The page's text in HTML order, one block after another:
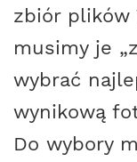
zbiór plików
musimy je
wybrać
wynikową
Do wybory